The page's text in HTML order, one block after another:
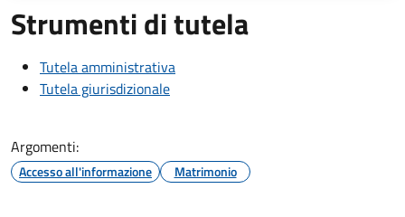
Strumenti di tutela
Tutela amministrativa
Tutela giurisdizionale
Argomenti:
Accesso all'informazione Matrimonio